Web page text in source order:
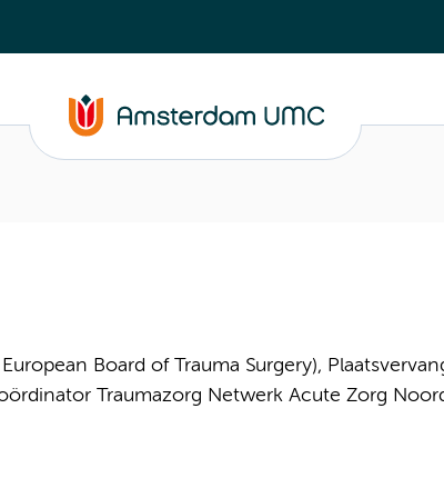
Board of Trauma Surgery),
Traumazorg Netwerk Acute Zorg